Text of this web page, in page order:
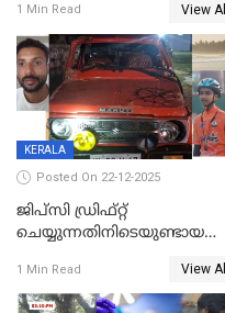
ചിത്രങ്ങളടക്കം കത്തിയ
നിലയിൽ
1 Min Read View All
KERALA
Posted On 22-12-2025
ജിപ്സി ഡ്രിഫ്റ്റ്
ചെയ്യുന്നതിനിടെയുണ്ടായ
ദാരുണാന്ത്യം; ജീപ്സി
ഓടിച്ചയാൾ അറസ്റ്റിൽ.
1 Min Read View All